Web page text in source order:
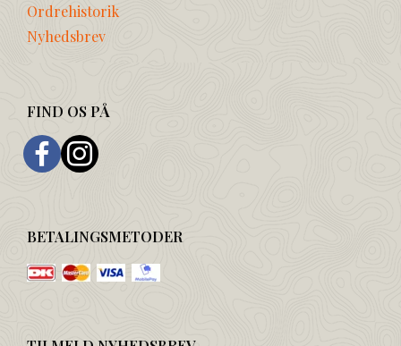
Ordrehistorik
Nyhedsbrev
FIND OS PÅ
BETALINGSMETODER